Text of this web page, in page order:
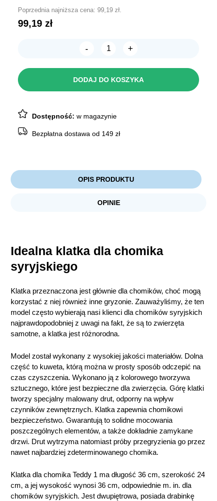
Poprzednia najniższa cena:99,19zł.
99,19zł
-
ilość
1
+
DODAJ DO KOSZYKA
Dostępność:w magazynie
Bezpłatna dostawa od 149 zł
OPIS PRODUKTU
OPINIE
Idealna klatka dla chomika
syryjskiego
Klatka przeznaczona jest głównie dla chomików, choć mogą
korzystać z niej również inne gryzonie. Zauważyliśmy, że ten
model często wybierają nasi klienci dla chomików syryjskich
najprawdopodobniej z uwagi na fakt, że są to zwierzęta
samotne, a klatka jest różnorodna.
Model został wykonany z wysokiej jakości materiałów. Dolna
część to kuweta, którą można w prosty sposób odczepić na
czas czyszczenia. Wykonano ją z kolorowego tworzywa
sztucznego, które jest bezpieczne dla zwierzęcia. Górę klatki
tworzy specjalny malowany drut, odporny na wpływ
czynników zewnętrznych. Klatka zapewnia chomikowi
bezpieczeństwo. Gwarantują to solidne mocowania
poszczególnych elementów, a także dokładnie zamykane
drzwi. Drut wytrzyma natomiast próby przegryzienia go przez
nawet najbardziej zdeterminowanego chomika.
Klatka dla chomika Teddy 1 ma długość 36 cm, szerokość 24
cm, a jej wysokość wynosi 36 cm, odpowiednie m. in. dla
chomików syryjskich. Jest dwupiętrowa, posiada drabinkę